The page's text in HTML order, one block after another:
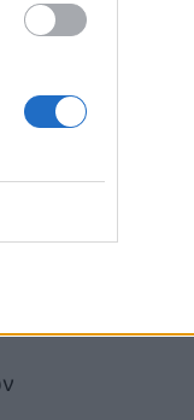
κρίνουν
ΔΙΑΤΡΟΦΉ